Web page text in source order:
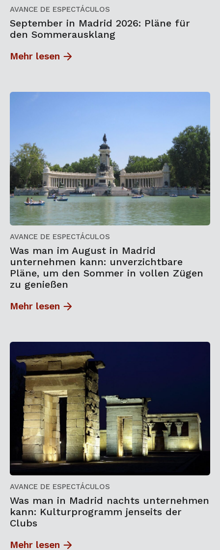
AVANCE DE ESPECTÁCULOS
September in Madrid 2026: Pläne für
den Sommerausklang
Mehr lesen
AVANCE DE ESPECTÁCULOS
Was man im August in Madrid
unternehmen kann: unverzichtbare
Pläne, um den Sommer in vollen Zügen
zu genießen
Mehr lesen
AVANCE DE ESPECTÁCULOS
Was man in Madrid nachts unternehmen
kann: Kulturprogramm jenseits der
Clubs
Mehr lesen